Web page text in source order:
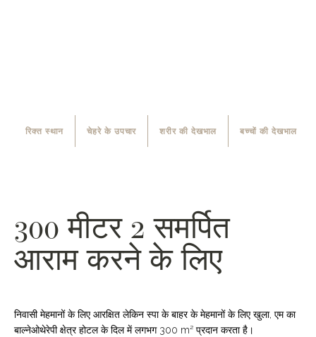
रिक्त स्थान चेहरे के उपचार शरीर की देखभाल बच्चों की देखभाल
300 मीटर 2 समर्पित
आराम करने के लिए
निवासी मेहमानों के लिए आरक्षित लेकिन स्पा के बाहर के मेहमानों के लिए खुला, एम का
बाल्नेओथेरेपी क्षेत्र होटल के दिल में लगभग 300 m² प्रदान करता है।